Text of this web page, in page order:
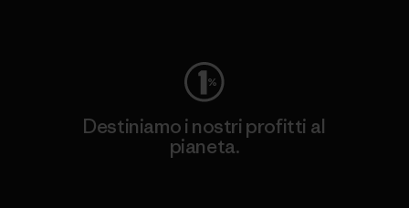
Destiniamo i nostri profitti al
pianeta.